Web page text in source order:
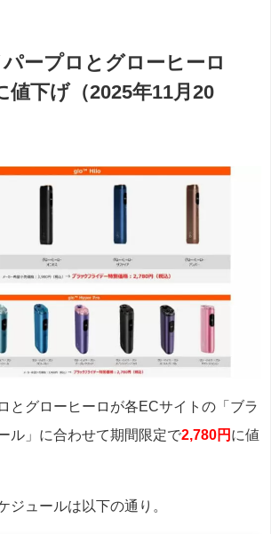
ープロとグローヒーロ
値下げ（2025年11月20
とグローヒーロが各ECサイトの「ブラ
ル」に合わせて期間限定で2,780円 に値
ジュールは以下の通り。